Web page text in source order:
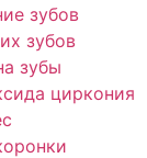
зубов
зубов
зубы
циркония